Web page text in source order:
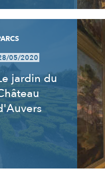
05/2020
jardin du